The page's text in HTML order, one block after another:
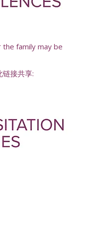
family may be
接共享: